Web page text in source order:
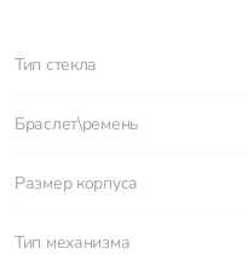
Тип стекла
Браслет\ремень
Размер корпуса
Тип механизма